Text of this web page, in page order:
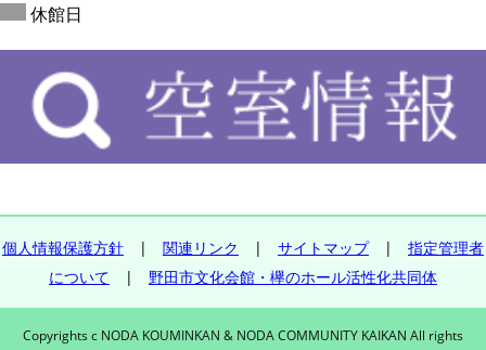
休館日
個人情報保護方針 | 関連リンク | サイトマップ| 指定管理者
について | 野田市文化会館・欅のホール活性化共同体
Copyrights c NODA KOUMINKAN & NODA COMMUNITY KAIKAN All rights